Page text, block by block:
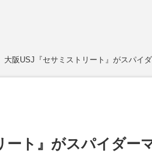
大阪USJ『セサミストリート』がスパイ
ト』がスパイダー